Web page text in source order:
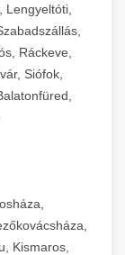
a
termék
+
Nagy
precíz
+
Lengyeltóti,
Ráckeve,
Siófok,
Kismaros,